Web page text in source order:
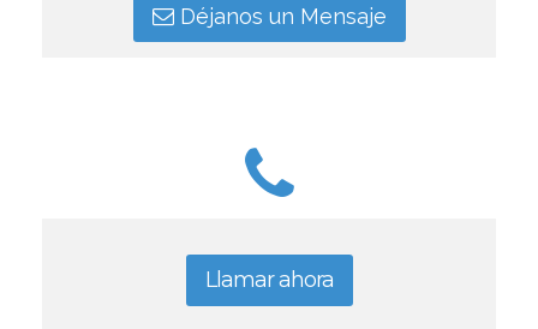
Déjanos un Mensaje
Llamar ahora